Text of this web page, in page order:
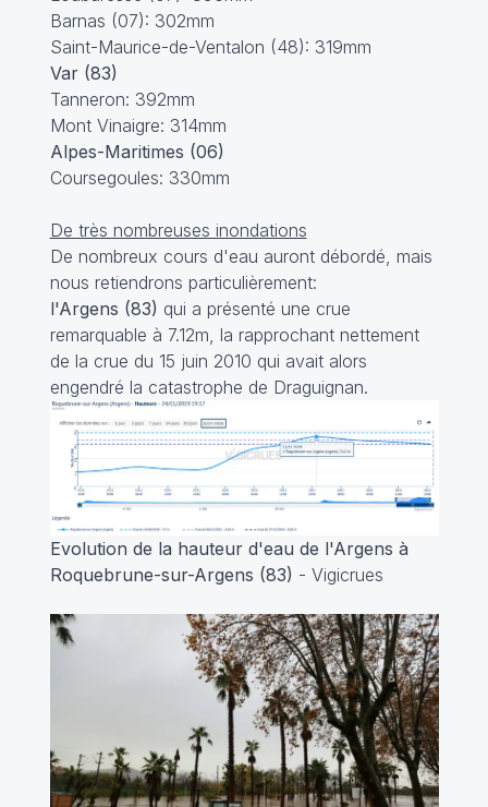
Barnas (07): 302mm
Saint-Maurice-de-Ventalon (48): 319mm
Var (83)
Tanneron: 392mm
Mont Vinaigre: 314mm
Alpes-Maritimes (06)
Coursegoules: 330mm
De très nombreuses inondations
De nombreux cours d'eau auront débordé, mais
nous retiendrons particulièrement:
l'Argens (83) qui a présenté une crue
remarquable à 7.12m, la rapprochant nettement
de la crue du 15 juin 2010 qui avait alors
engendré la catastrophe de Draguignan.
Evolution de la hauteur d'eau de l'Argens à
Roquebrune-sur-Argens (83) - Vigicrues